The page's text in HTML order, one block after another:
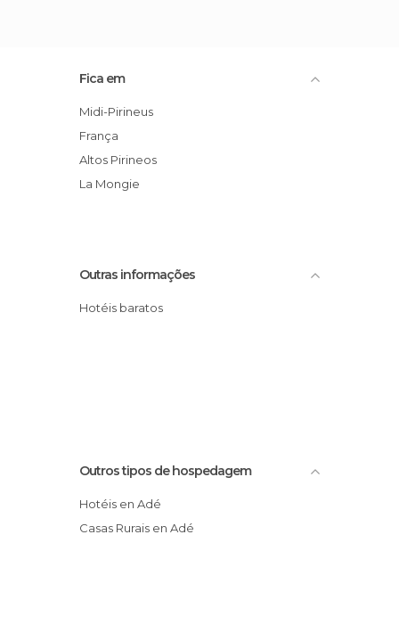
Fica em
Midi-Pirineus
França
Altos Pirineos
La Mongie
Outras informações
Hotéis baratos
Outros tipos de hospedagem
Hotéis en Adé
Casas Rurais en Adé